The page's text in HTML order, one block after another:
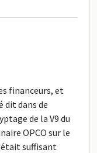
financeurs, et
dit dans de
de la V9 du
OPCO sur le
suffisant